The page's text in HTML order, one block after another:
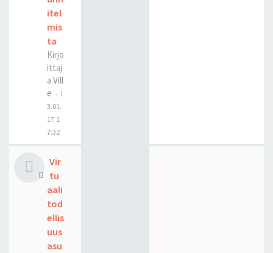
itel
mis
ta
Kirjo
ittaj
a Vill
e - 1
3.01.
17 1
7:32
Vir
tu
aali
tod
ellis
uus
asu